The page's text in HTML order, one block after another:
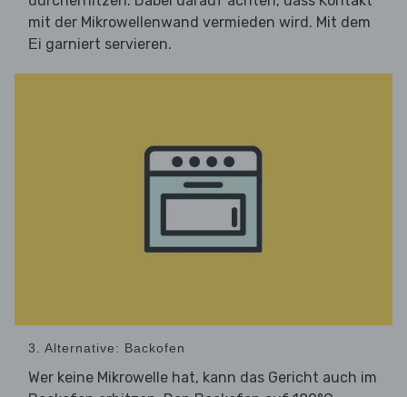
mit der Mikrowellenwand vermieden wird. Mit dem
Ei garniert servieren.
3. Alternative: Backofen
Wer keine Mikrowelle hat, kann das Gericht auch im